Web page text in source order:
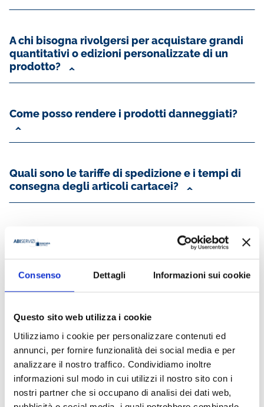
Consenso Dettagli Informazioni sui cookie
Questo sito web utilizza i cookie
Utilizziamo i cookie per personalizzare contenuti ed
annunci, per fornire funzionalità dei social media e per
analizzare il nostro traffico. Condividiamo inoltre
informazioni sul modo in cui utilizzi il nostro sito con i
nostri partner che si occupano di analisi dei dati web,
A chi bisogna rivolgersi per acquistare grandi
quantitativi o edizioni personalizzate di un
prodotto?
Come posso rendere i prodotti danneggiati?
Quali sono le tariffe di spedizione e i tempi di
consegna degli articoli cartacei?
Quali sono le diverse modalità di pagamento?
Posso rendere un prodotto dopo averlo
Come posso controllare lo stato del mio
ordine?